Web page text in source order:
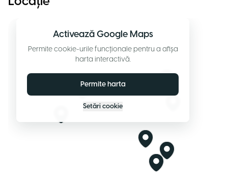
Activează Google Maps
Permite cookie-urile funcționale pentru a afișa
harta interactivă.
Permite harta
Setări cookie